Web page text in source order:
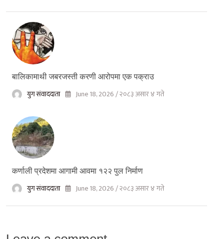
बालिकामाथी जबरजस्ती करणी आरोपमा एक पक्राउ
युग संवाददाता June 18, 2026 / २०८३ असार ४ गते
कर्णाली प्रदेशमा आगामी आवमा १२२ पुल निर्माण
युग संवाददाता June 18, 2026 / २०८३ असार ४ गते